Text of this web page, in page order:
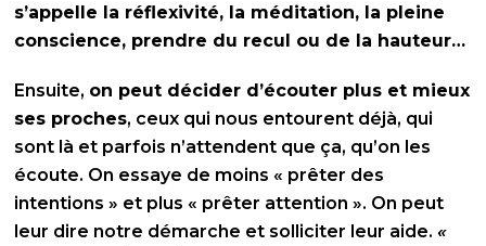
s’appelle la réflexivité, la méditation, la pleine
conscience, prendre du recul ou de la hauteur…
Ensuite, on peut décider d’écouter plus et mieux
ses proches, ceux qui nous entourent déjà, qui
sont là et parfois n’attendent que ça, qu’on les
écoute. On essaye de moins « prêter des
intentions » et plus « prêter attention ». On peut
leur dire notre démarche et solliciter leur aide.«